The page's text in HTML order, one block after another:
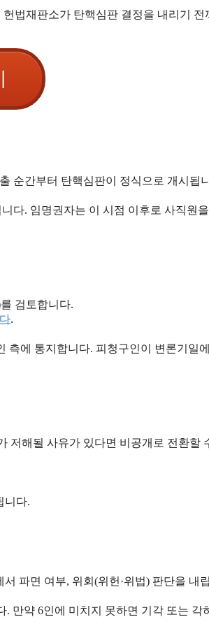
법재판소가 탄핵심판 결정을 내리기 전
순간부터 탄핵심판이 정식으로 개시됩
다. 임명권자는 이 시점 이후로 사직원을
검토합니다.
다.
측에 통지합니다. 피청구인이 변론기일
저해될 사유가 있다면 비공개로 전환할
니다.
파면 여부, 위회(위헌·위법) 판단을 내
. 만약 6인에 미치지 못하면 기각 또는 각